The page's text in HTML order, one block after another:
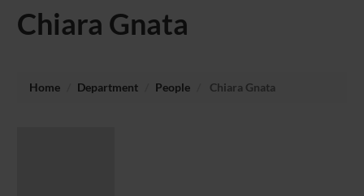
Chiara Gnata
Home Department People Chiara Gnata